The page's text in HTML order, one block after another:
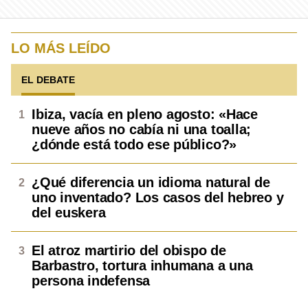
LO MÁS LEÍDO
EL DEBATE
Ibiza, vacía en pleno agosto: «Hace
nueve años no cabía ni una toalla;
¿dónde está todo ese público?»
¿Qué diferencia un idioma natural de
uno inventado? Los casos del hebreo y
del euskera
El atroz martirio del obispo de
Barbastro, tortura inhumana a una
persona indefensa